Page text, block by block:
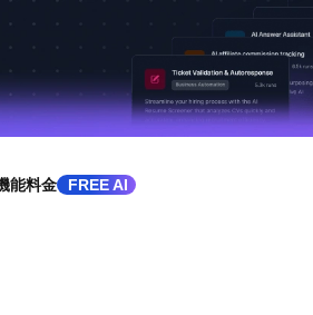
能料金 FREE AI